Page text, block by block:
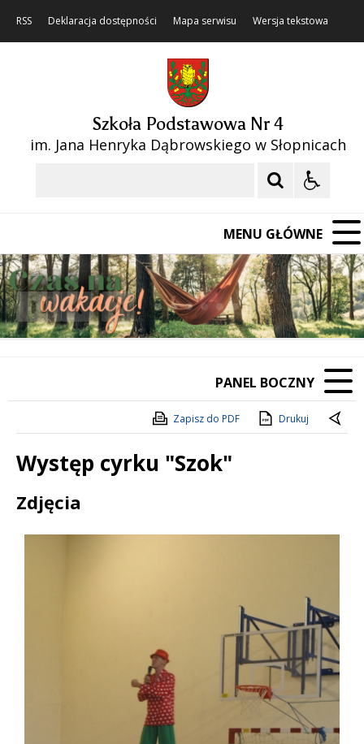
RSS Deklaracja dostępności Mapa serwisu Wersja tekstowa
Szkoła Podstawowa Nr 4
im. Jana Henryka Dąbrowskiego w Słopnicach
MENU GŁÓWNE
Poprzedni Element
Następny Element
❚❚
PANEL BOCZNY
Zapisz do PDF Drukuj
Występ cyrku "Szok"
Treść
Zdjęcia